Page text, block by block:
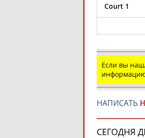
Court 1
Если вы
НАПИСАТЬ
СЕГОДНЯ